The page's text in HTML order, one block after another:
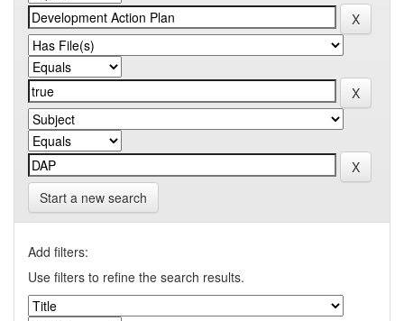
Start a new search
Add filters:
Use filters to refine the search results.